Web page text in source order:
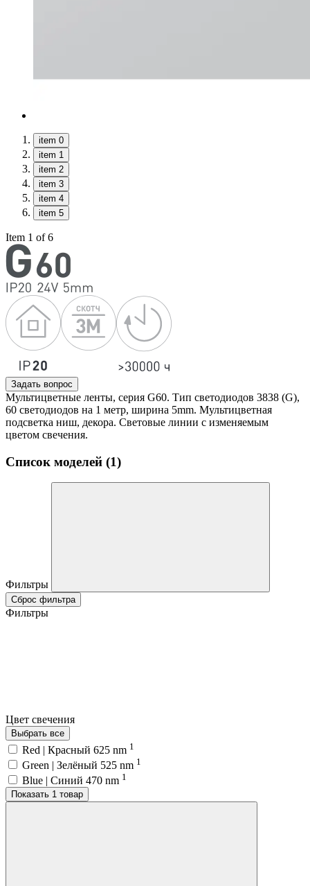
item 0
item 1
item 2
item 3
item 4
item 5
Item 1 of 6
Задать вопрос
Мультицветные ленты, серия G60. Тип светодиодов 3838 (G),
60 светодиодов на 1 метр, ширина 5mm. Мультицветная
подсветка ниш, декора. Световые линии с изменяемым
цветом свечения.
Список моделей (1)
Фильтры
Сброс фильтра
Фильтры
Цвет свечения
Выбрать все
Red | Красный 625 nm 1
Green | Зелёный 525 nm 1
Blue | Синий 470 nm 1
Показать 1 товар